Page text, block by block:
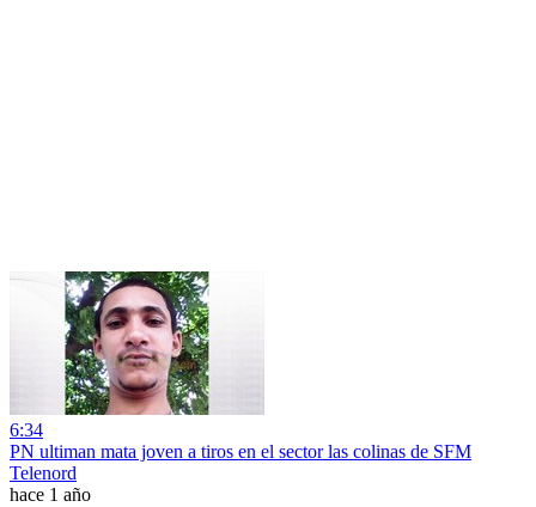
6:34
PN ultiman mata joven a tiros en el sector las colinas de SFM
Telenord
hace 1 año